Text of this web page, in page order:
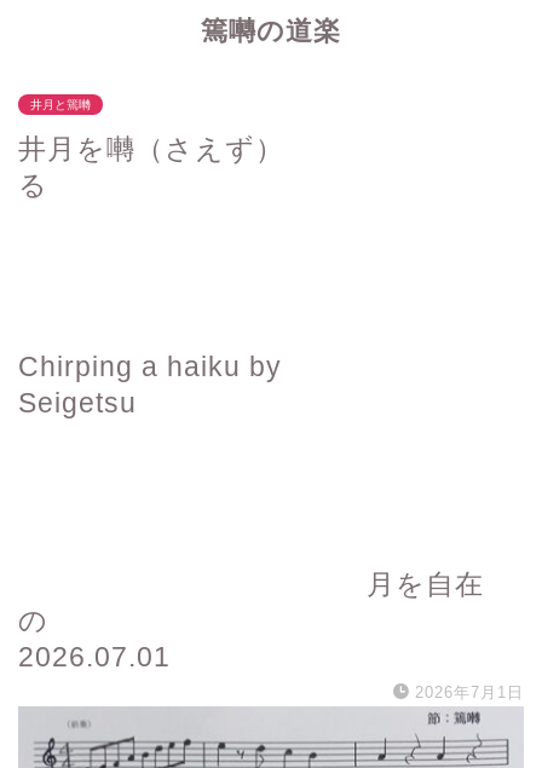
篶囀の道楽
井月と篶囀
井月を囀（さえず）
る
Chirping a haiku by
Seigetsu
月を自在
の
2026.07.01
2026年7月1日